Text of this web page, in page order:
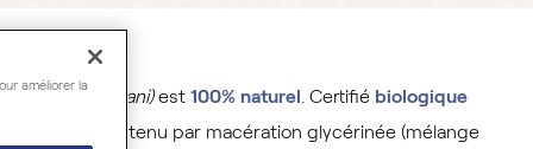
(Cedrus libani)est 100% naturel . Certifié biologique
est obtenu par macération glycérinée (mélange
améliorer la